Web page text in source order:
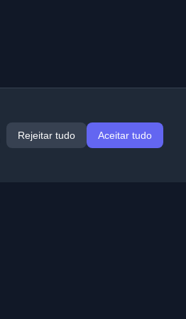
Rejeitar tudo Aceitar tudo